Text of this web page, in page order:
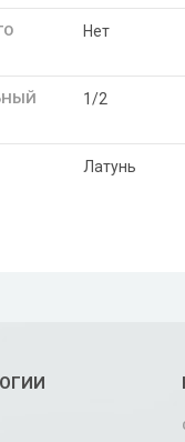
Нет
1/2
Латунь